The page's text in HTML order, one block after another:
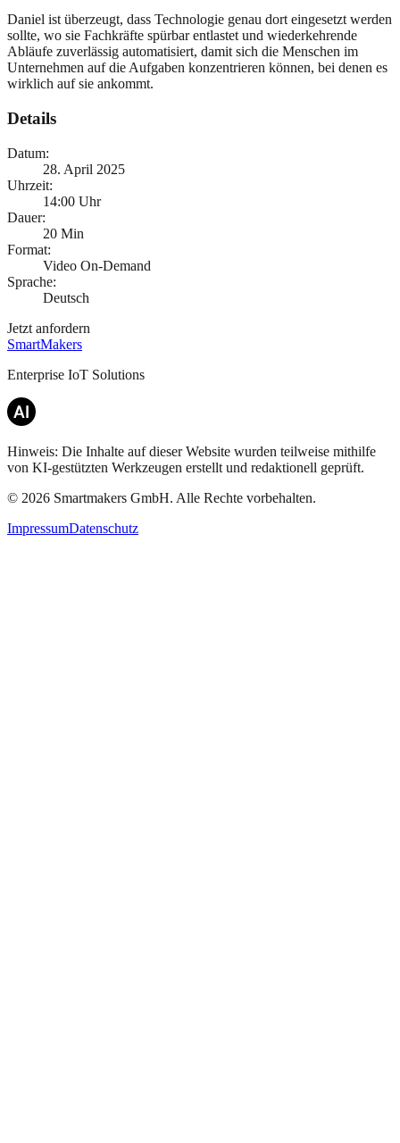
Daniel ist überzeugt, dass Technologie genau dort eingesetzt werden
sollte, wo sie Fachkräfte spürbar entlastet und wiederkehrende
Abläufe zuverlässig automatisiert, damit sich die Menschen im
Unternehmen auf die Aufgaben konzentrieren können, bei denen es
wirklich auf sie ankommt.
Details
Datum:
28. April 2025
Uhrzeit:
14:00 Uhr
Dauer:
20 Min
Format:
Video On-Demand
Sprache:
Deutsch
Jetzt anfordern
SmartMakers
Enterprise IoT Solutions
Hinweis: Die Inhalte auf dieser Website wurden teilweise mithilfe
von KI-gestützten Werkzeugen erstellt und redaktionell geprüft.
© 2026 Smartmakers GmbH. Alle Rechte vorbehalten.
ImpressumDatenschutz